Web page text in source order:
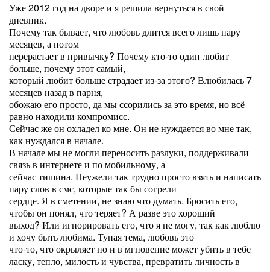
Уже 2012 год на дворе и я решила вернуться в свой
дневник.
Почему так бывает, что любовь длится всего лишь пару
месяцев, а потом
перерастает в привычку? Почему кто-то один любит
больше, почему этот самый,
который любит больше страдает из-за этого? Влюбилась 7
месяцев назад в парня,
обожаю его просто, да мы ссорились за это время, но всё
равно находили компромисс.
Сейчас же он охладел ко мне. Он не нуждается во мне так,
как нуждался в начале.
В начале мы не могли переносить разлуки, поддерживали
связь в интернете и по мобильному, а
сейчас тишина. Неужели так трудно просто взять и написать
пару слов в смс, которые так бы согрели
сердце. Я в сметении, не знаю что думать. Бросить его,
чтобы он понял, что теряет? А разве это хороший
выход? Или игнорировать его, что я не могу, так как люблю
и хочу быть любима. Тупая тема, любовь это
что-то, что окрыляет но и в мгновение может убить в тебе
ласку, тепло, милость и чувства, превратить личность в